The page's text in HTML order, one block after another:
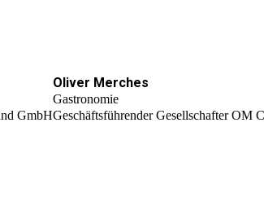
GmbH
Oliver Merches
Gastronomie
Geschäftsführender Gesellschafter OM